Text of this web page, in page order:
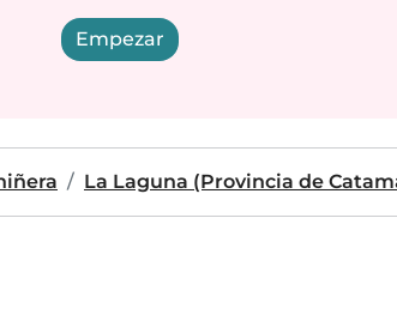
Empezar
La Laguna (Provincia de